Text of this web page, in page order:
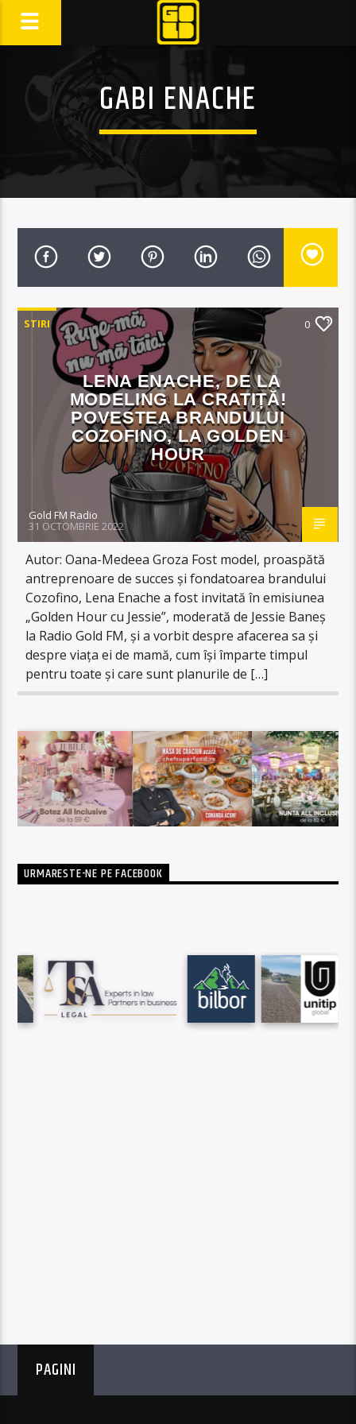
GABI ENACHE
STIRI 0
LENA ENACHE, DE LA
MODELING LA CRATIȚĂ!
POVESTEA BRANDULUI
COZOFINO, LA GOLDEN
HOUR
Gold FM Radio
31 OCTOMBRIE 2022
Autor: Oana-Medeea Groza Fost model, proaspătă
antreprenoare de succes și fondatoarea brandului
Cozofino, Lena Enache a fost invitată în emisiunea
„Golden Hour cu Jessie”, moderată de Jessie Baneș
la Radio Gold FM, și a vorbit despre afacerea sa și
despre viața ei de mamă, cum își împarte timpul
pentru toate și care sunt planurile de […]
URMARESTE-NE PE FACEBOOK
PAGINI